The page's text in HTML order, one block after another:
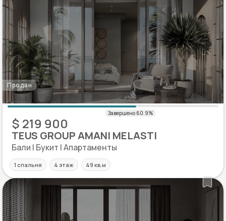
Продан
$ 219 900
TEUS GROUP AMANI MELASTI
Бали | Букит | Апартаменты
1 спальня 4 этаж 49 кв.м